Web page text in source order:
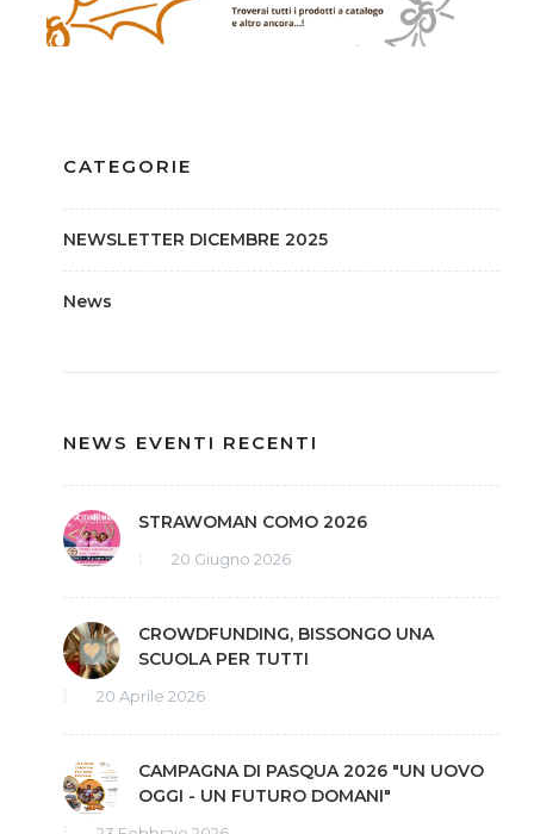
CATEGORIE
NEWSLETTER DICEMBRE 2025
News
NEWS EVENTI RECENTI
STRAWOMAN COMO 2026
20 Giugno 2026
CROWDFUNDING, BISSONGO UNA
SCUOLA PER TUTTI
20 Aprile 2026
CAMPAGNA DI PASQUA 2026 "UN UOVO
OGGI - UN FUTURO DOMANI"